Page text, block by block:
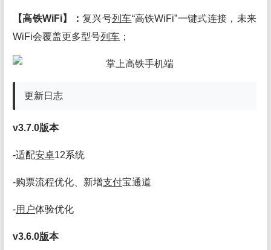
【高铁WiFi】： 复兴号列车“高铁WiFi”一键式连接，未来
WiFi会覆盖更多型号列车 ；
更新日志
v3.7.0版本
-适配安卓12系统
-购票流程优化、新增支付宝通道
-用户体验优化
v3.6.0版本